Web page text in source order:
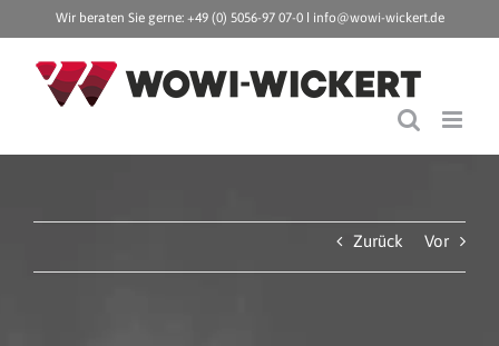
Inhalt
springen
Wir beraten Sie gerne: +49 (0) 5056-97 07-0 ǀ info@wowi-wickert.de
Zurück Vor